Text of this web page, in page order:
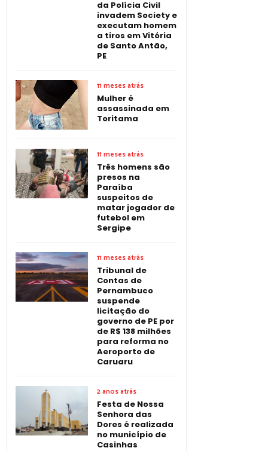
da Polícia Civil
invadem Society e
executam homem
a tiros em Vitória
de Santo Antão,
PE
11 meses atrás
Mulher é
assassinada em
Toritama
11 meses atrás
Três homens são
presos na
Paraíba
suspeitos de
matar jogador de
futebol em
Sergipe
11 meses atrás
Tribunal de
Contas de
Pernambuco
suspende
licitação do
governo de PE por
de R$ 138 milhões
para reforma no
Aeroporto de
Caruaru
2 anos atrás
Festa de Nossa
Senhora das
Dores é realizada
no município de
Casinhas